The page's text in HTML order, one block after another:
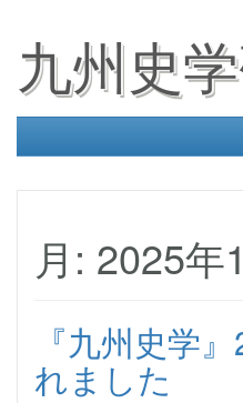
九州史
月: 2025年
『九州史学
れました